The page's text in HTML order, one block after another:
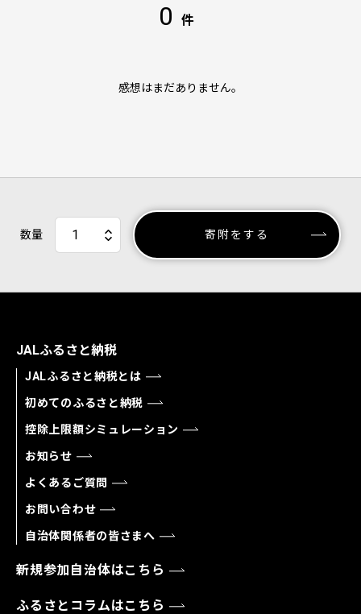
0 件
感想はまだありません。
数量 寄附をする
JALふるさと納税
JALふるさと納税とは
初めてのふるさと納税
控除上限額シミュレーション
お知らせ
よくあるご質問
お問い合わせ
自治体関係者の皆さまへ
新規参加自治体はこちら
ふるさとコラムはこちら